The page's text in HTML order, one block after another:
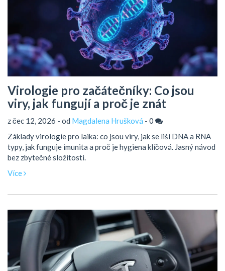
Virologie pro začátečníky: Co jsou
viry, jak fungují a proč je znát
z čec 12, 2026 - od Magdalena Hrušková - 0
Základy virologie pro laika: co jsou viry, jak se liší DNA a RNA
typy, jak funguje imunita a proč je hygiena klíčová. Jasný návod
bez zbytečné složitosti.
Více